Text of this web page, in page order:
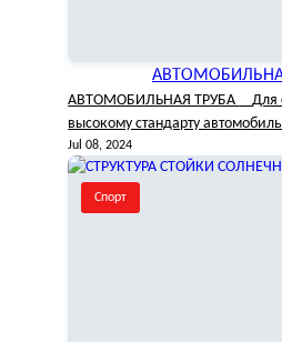
АВТОМОБИЛЬНАЯ ТРУБА Для соответствия
высокому стандарту
Jul 08, 2024
Спорт